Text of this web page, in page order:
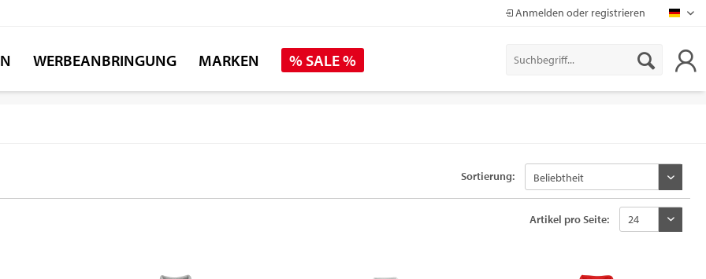
Anmelden oder registrieren
WERBEANBRINGUNG MARKEN % SALE %
Sortierung:
Artikel pro Seite: